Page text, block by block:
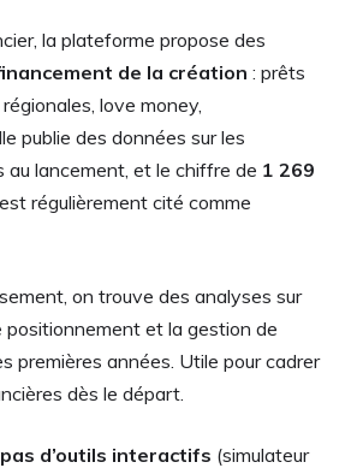
la plateforme propose des
de la création : prêts
love money,
publie des données sur les
au lancement, et le chiffre de 1 269
est régulièrement cité comme
on trouve des analyses sur
positionnement et la gestion de
premières années. Utile pour cadrer
dès le départ.
pas d’outils interactifs (simulateur